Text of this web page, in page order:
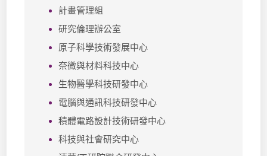
計畫管理組
研究倫理辦公室
原子科學技術發展中心
奈微與材料科技中心
生物醫學科技研發中心
電腦與通訊科技研發中心
積體電路設計技術研發中心
科技與社會研究中心